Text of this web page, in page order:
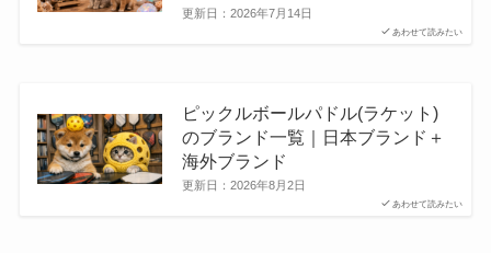
あわせて読みたい
更新日： 2026年7月14日
あわせて読みたい
ピックルボールパドル(ラケット)
のブランド一覧｜日本ブランド＋
海外ブランド
更新日： 2026年8月2日